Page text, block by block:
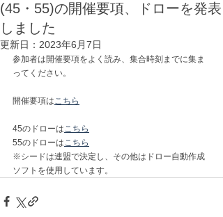
(45・55)の開催要項、ドローを発表
しました
更新日： 2023年6月7日
参加者は開催要項をよく読み、集合時刻までに集ま
ってください。
開催要項はこちら
45のドローはこちら
55のドローはこちら
※シードは連盟で決定し、その他はドロー自動作成
ソフトを使用しています。